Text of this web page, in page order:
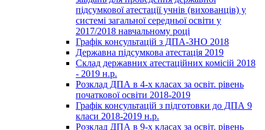
підсумкової атестації учнів (вихованців) у
системі загальної середньої освіти у
2017/2018 навчальному році
Графік консультацій з ДПА-ЗНО 2018
Державна підсумкова атестація 2019
Склад державних атестаційних комісій 2018
- 2019 н.р.
Розклад ДПА в 4-х класах за освіт. рівень
початкової освіти 2018-2019
Графік консультацій з підготовки до ДПА 9
класи 2018-2019 н.р.
Розклад ДПА в 9-х класах за освіт. рівень